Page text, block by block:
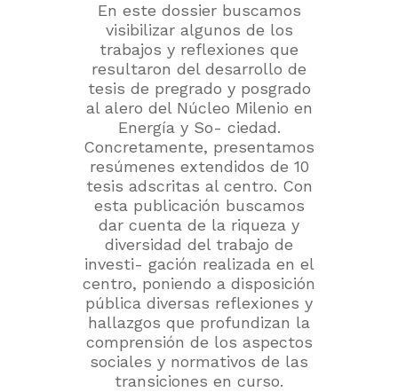
En este dossier buscamos
visibilizar algunos de los
trabajos y reflexiones que
resultaron del desarrollo de
tesis de pregrado y posgrado
al alero del Núcleo Milenio en
Energía y So- ciedad.
Concretamente, presentamos
resúmenes extendidos de 10
tesis adscritas al centro. Con
esta publicación buscamos
dar cuenta de la riqueza y
diversidad del trabajo de
investi- gación realizada en el
centro, poniendo a disposición
pública diversas reflexiones y
hallazgos que profundizan la
comprensión de los aspectos
sociales y normativos de las
transiciones en curso.